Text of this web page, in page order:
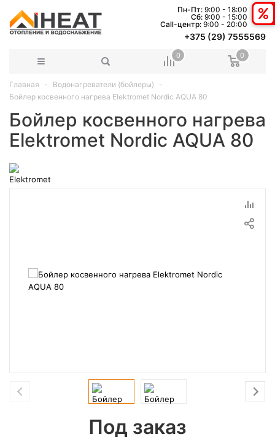
Пн-Пт: 9:00 - 18:00
Сб: 9:00 - 15:00
Сall-центр: 9:00 - 20:00
+375 (29) 7555569
0 0
Главная
Водонагреватели (бойлеры)
Бойлер косвенного нагрева Elektromet Nordic AQUA 80
Бойлер косвенного нагрева
Elektromet Nordic AQUA 80
Под заказ